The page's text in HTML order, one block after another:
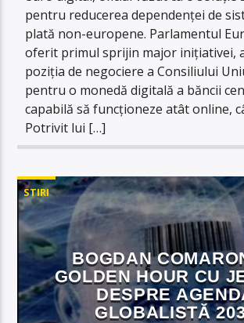
pentru reducerea dependenței de
plată non-europene. Parlamentul
oferit primul sprijin major inițiativei,
poziția de negociere a Consiliului
pentru o monedă digitală a băncii
capabilă să funcționeze atât online,
Potrivit lui […]
STIRI
BOGDAN
GOLDEN HOUR CU
DESPRE
GLOBALISTĂ